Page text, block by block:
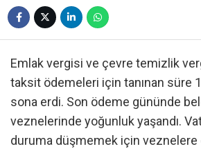
Emlak vergisi ve çevre temizlik
taksit ödemeleri için tanınan süre
sona erdi. Son ödeme gününde
veznelerinde yoğunluk yaşandı.
duruma düşmemek için veznelere